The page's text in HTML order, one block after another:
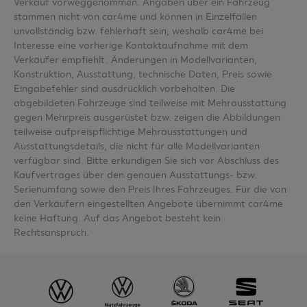
Verkauf vorweggenommen. Angaben über ein Fahrzeug
stammen nicht von car4me und können in Einzelfällen
unvollständig bzw. fehlerhaft sein, weshalb car4me bei
Interesse eine vorherige Kontaktaufnahme mit dem
Verkäufer empfiehlt. Änderungen in Modellvarianten,
Konstruktion, Ausstattung, technische Daten, Preis sowie
Eingabefehler sind ausdrücklich vorbehalten. Die
abgebildeten Fahrzeuge sind teilweise mit Mehrausstattung
gegen Mehrpreis ausgerüstet bzw. zeigen die Abbildungen
teilweise aufpreispflichtige Mehrausstattungen und
Ausstattungsdetails, die nicht für alle Modellvarianten
verfügbar sind. Bitte erkundigen Sie sich vor Abschluss des
Kaufvertrages über den genauen Ausstattungs- bzw.
Serienumfang sowie den Preis Ihres Fahrzeuges. Für die von
den Verkäufern eingestellten Angebote übernimmt car4me
keine Haftung. Auf das Angebot besteht kein
Rechtsanspruch.